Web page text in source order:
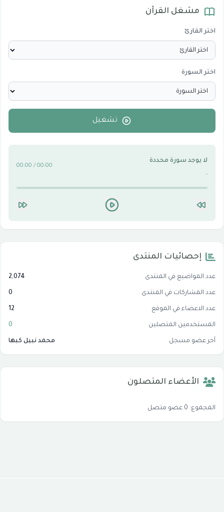
الدروس والخطب
الأقسام التقنية للكمبيوتر والنترنت 0
مشغل القرآن
اختر القارئ
اختر السورة
تشغيل
لا يوجد سورة محددة
-
00:00 / 00:00
إحصائيات المنتدى
عدد المواضيع في المنتدى 2,074
عدد المشاركات في المنتدى 0
عدد الاعضاء في الموقع 12
المستخدمين المتصلين 0
آخر عضو مسجل محمد نبيل كبها
الأعضاء المتصلون
المجموع: 0 عضو متصل